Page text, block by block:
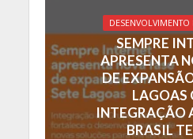
SEMPRE
APRESENTA
DE
LAGOAS
INTEGRAÇÃO
BRASIL